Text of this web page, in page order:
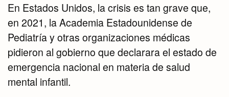
En Estados Unidos, la crisis es tan grave que,
en 2021, la Academia Estadounidense de
Pediatría y otras organizaciones médicas
pidieron al gobierno que declarara el estado de
emergencia nacional en materia de salud
mental infantil.